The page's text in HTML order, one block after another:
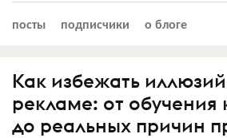
посты подписчики о блоге
Как избежать
рекламе: от обучения
до реальных причин